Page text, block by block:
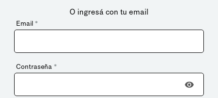
O ingresá con tu email
Email *
Contraseña *